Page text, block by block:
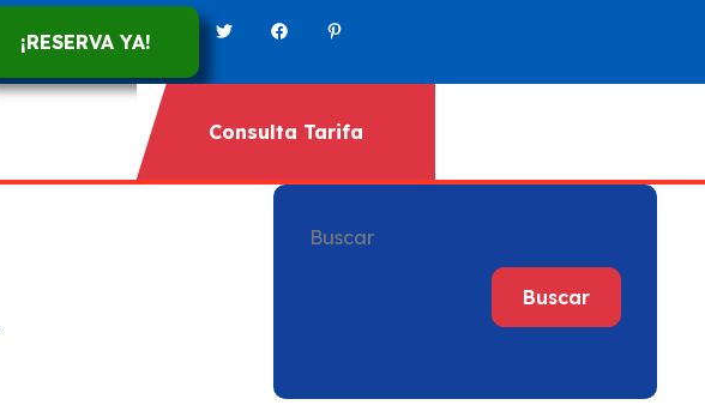
¡RESERVA YA!
Consulta Tarifa
Buscar
Buscar